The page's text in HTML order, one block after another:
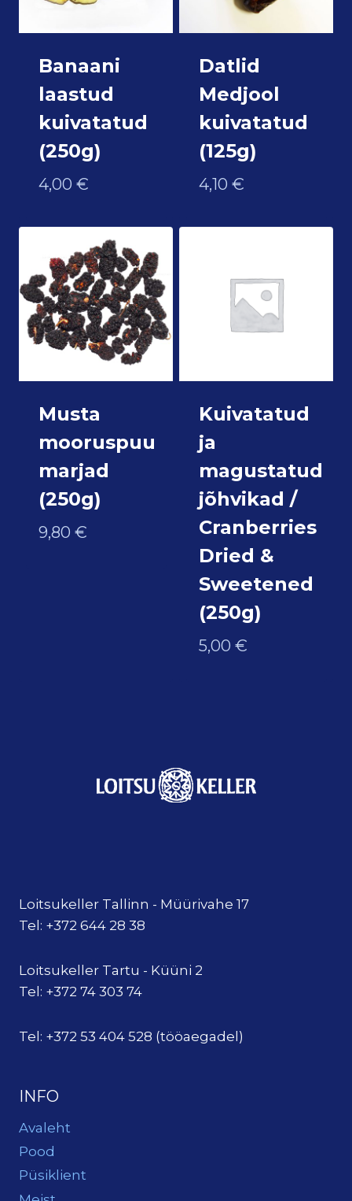
Banaani
laastud
kuivatatud
(250g)
4,00 €
Datlid
Medjool
kuivatatud
(125g)
4,10 €
Musta
mooruspuu
marjad
(250g)
9,80 €
Kuivatatud
ja
magustatud
jõhvikad /
Cranberries
Dried &
Sweetened
(250g)
5,00 €
Loitsukeller Tallinn - Müürivahe 17
Tel: +372 644 28 38
Loitsukeller Tartu - Küüni 2
Tel: +372 74 303 74
Tel: +372 53 404 528 (tööaegadel)
INFO
Avaleht
Pood
Püsiklient